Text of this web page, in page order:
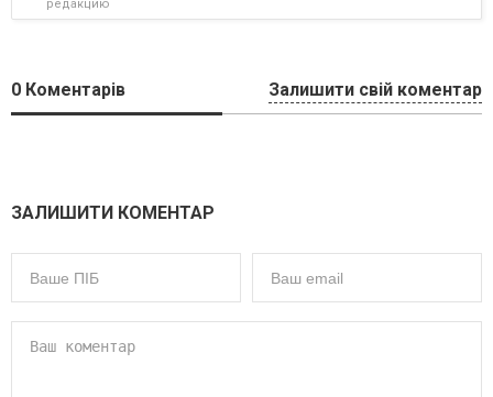
редакцию
0 Коментарів Залишити свій коментар
ЗАЛИШИТИ КОМЕНТАР